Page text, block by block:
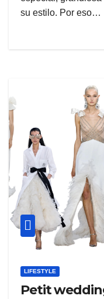
su estilo. Por eso…
LIFESTYLE
Petit